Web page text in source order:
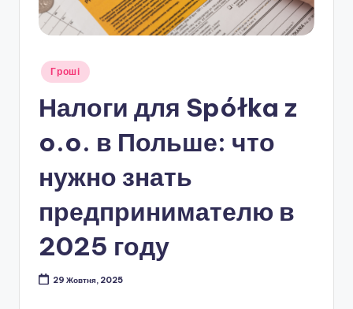
Опубліковано
Гроші
Налоги для Spółka z
o.o. в Польше: что
нужно знать
предпринимателю в
2025 году
29 Жовтня, 2025